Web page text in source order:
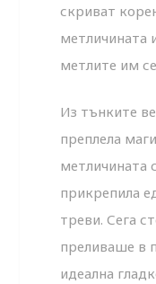
скриват
метличината
метлите им
Из тънките
преплела
метличината
прикрепила
треви. Сега
преливаше в
идеална